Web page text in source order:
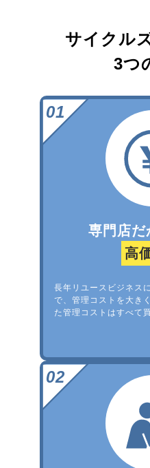
サイクル
3つ
専門店だ
高
長年リユースビジネス
で、管理コストを大き
た管理コストはすべて